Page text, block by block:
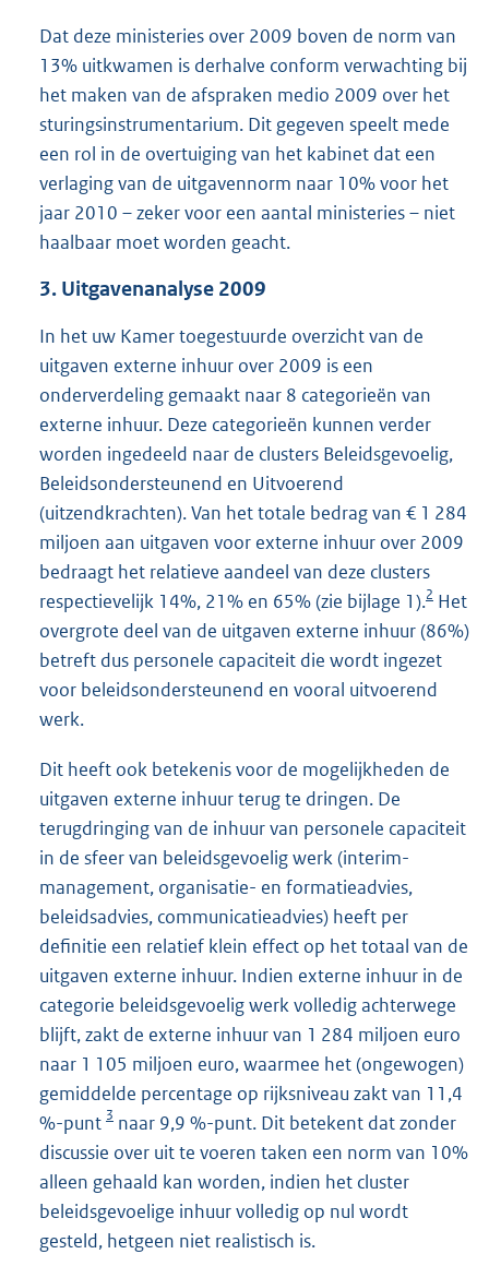
Dat deze ministeries over 2009 boven de norm van
13% uitkwamen is derhalve conform verwachting bij
het maken van de afspraken medio 2009 over het
sturingsinstrumentarium. Dit gegeven speelt mede
een rol in de overtuiging van het kabinet dat een
verlaging van de uitgavennorm naar 10% voor het
jaar 2010 – zeker voor een aantal ministeries – niet
haalbaar moet worden geacht.
3. Uitgavenanalyse 2009
In het uw Kamer toegestuurde overzicht van de
uitgaven externe inhuur over 2009 is een
onderverdeling gemaakt naar 8 categorieën van
externe inhuur. Deze categorieën kunnen verder
worden ingedeeld naar de clusters Beleidsgevoelig,
Beleidsondersteunend en Uitvoerend
(uitzendkrachten). Van het totale bedrag van € 1 284
miljoen aan uitgaven voor externe inhuur over 2009
bedraagt het relatieve aandeel van deze clusters
respectievelijk 14%, 21% en 65% (zie bijlage 1).2 Het
overgrote deel van de uitgaven externe inhuur (86%)
betreft dus personele capaciteit die wordt ingezet
voor beleidsondersteunend en vooral uitvoerend
werk.
Dit heeft ook betekenis voor de mogelijkheden de
uitgaven externe inhuur terug te dringen. De
terugdringing van de inhuur van personele capaciteit
in de sfeer van beleidsgevoelig werk (interim-
management, organisatie- en formatieadvies,
beleidsadvies, communicatieadvies) heeft per
definitie een relatief klein effect op het totaal van de
uitgaven externe inhuur. Indien externe inhuur in de
categorie beleidsgevoelig werk volledig achterwege
blijft, zakt de externe inhuur van 1 284 miljoen euro
naar 1 105 miljoen euro, waarmee het (ongewogen)
gemiddelde percentage op rijksniveau zakt van 11,4
%-punt 3 naar 9,9 %-punt. Dit betekent dat zonder
discussie over uit te voeren taken een norm van 10%
alleen gehaald kan worden, indien het cluster
beleidsgevoelige inhuur volledig op nul wordt
gesteld, hetgeen niet realistisch is.